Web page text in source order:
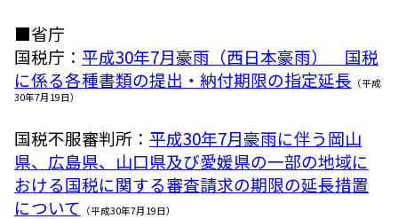
■省庁
国税庁： 平成30年7月豪雨（西日本豪雨） 国税
に係る各種書類の提出・納付期限の指定延長 （平成
30年7月19日）
国税不服審判所： 平成30年7月豪雨に伴う岡山
県、広島県、山口県及び愛媛県の一部の地域に
おける国税に関する審査請求の期限の延長措置
について （平成30年7月19日）